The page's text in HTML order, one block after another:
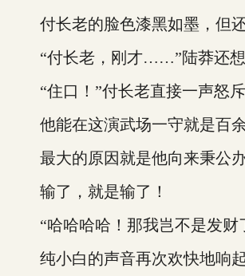
付长老的脸色漆黑如墨，但还
“付长老，刚才……”陆莽还想
“住口！”付长老直接一声怒斥
他能在这演武场一守就是百余
最大的原因就是他向来秉公办
输了，就是输了！
“哈哈哈哈！那我岂不是发财
纯小白的声音再次欢快地响起